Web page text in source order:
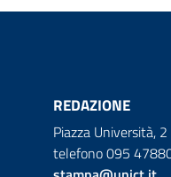
REDAZIONE
Piazza Università,
telefono 095